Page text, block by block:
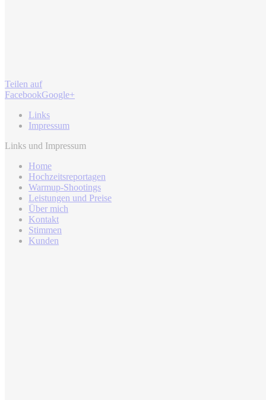
Teilen auf
FacebookGoogle+
Links
Impressum
Links und Impressum
Home
Hochzeitsreportagen
Warmup-Shootings
Leistungen und Preise
Über mich
Kontakt
Stimmen
Kunden